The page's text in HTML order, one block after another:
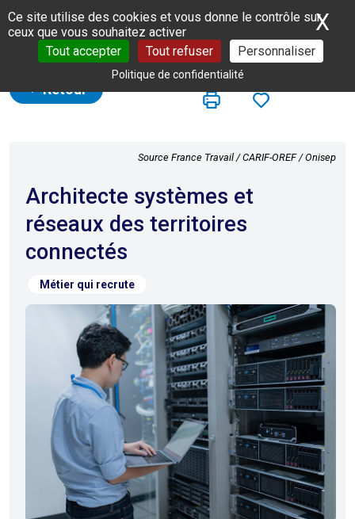
Panneau de gestion des cookies
Ce site utilise des cookies et vous donne le contrôle sur
ceux que vous souhaitez activer
Tout accepter
Tout refuser Personnaliser
Politique de confidentialité
X
Retour
Source France Travail / CARIF-OREF / Onisep
Architecte systèmes et
réseaux des territoires
connectés
Métier qui recrute